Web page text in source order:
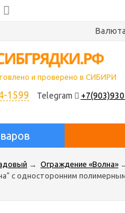
и проверено в СИБИРИ
1599 Telegram
→ Ограждение «Волна»
с односторонним